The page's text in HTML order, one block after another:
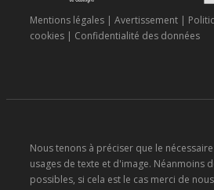
Mentions légales | Avertissement |
cookies | Confidentialité des données
Nous tenons à préciser que le
usages de texte et d'image. Néanmoins
possibles, si cela est le cas merci de